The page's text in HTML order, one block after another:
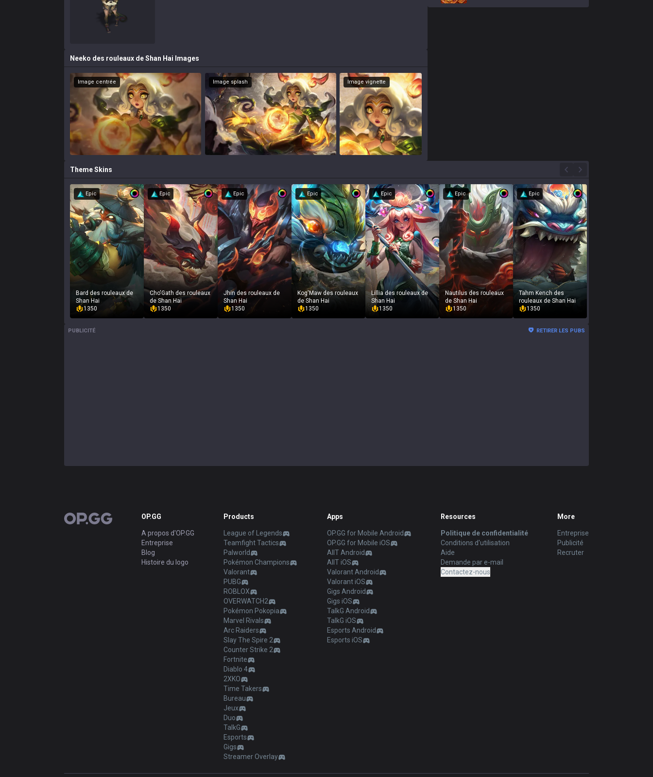
Neeko des rouleaux de Shan Hai Images
Image centrée Image splash Image vignette
ThemeSkins
Epic
Bard des rouleaux de
Shan Hai
1350
Epic
Cho'Gath des rouleaux
de Shan Hai
1350
Epic
Jhin des rouleaux de
Shan Hai
1350
Epic
Kog'Maw des rouleaux
de Shan Hai
1350
Epic
Lillia des rouleaux de
Shan Hai
1350
Epic
Nautilus des rouleaux
de Shan Hai
1350
Epic
Tahm Kench des
rouleaux de Shan Hai
1350
PUBLICITÉ RETIRER LES PUBS
OP.GG OP.GG
A propos d'OP.GG
Entreprise
Blog
Histoire du logo
Products
League of Legends
Teamfight Tactics
Palworld
Pokémon Champions
Valorant
PUBG
ROBLOX
OVERWATCH2
Pokémon Pokopia
Marvel Rivals
Arc Raiders
Slay The Spire 2
Counter Strike 2
Fortnite
Diablo 4
2XKO
Time Takers
Bureau
Jeux
Duo
TalkG
Esports
Gigs
Streamer Overlay
Apps
OP.GG for Mobile Android
OP.GG for Mobile iOS
AllT Android
AllT iOS
Valorant Android
Valorant iOS
Gigs Android
Gigs iOS
TalkG Android
TalkG iOS
Esports Android
Esports iOS
Resources
Politique de confidentialité
Conditions d'utilisation
Aide
Demande par e-mail
Contactez-nous
More
Entreprise
Publicité
Recruter